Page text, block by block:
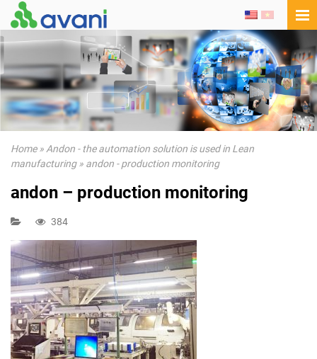
Home» Andon - the automation solution is used in Lean
manufacturing» andon - production monitoring
andon – production monitoring
384